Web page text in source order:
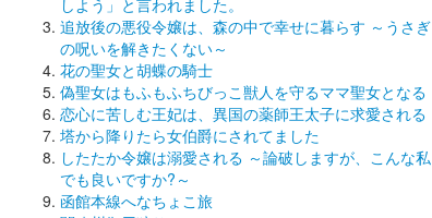
追放後の悪役令嬢は、森の中で幸せに暮らす ～うさぎ
の呪いを解きたくない～
花の聖女と胡蝶の騎士
偽聖女はもふもふちびっこ獣人を守るママ聖女となる
恋心に苦しむ王妃は、異国の薬師王太子に求愛される
塔から降りたら女伯爵にされてました
したたか令嬢は溺愛される ～論破しますが、こんな私
でも良いですか?～
函館本線へなちょこ旅